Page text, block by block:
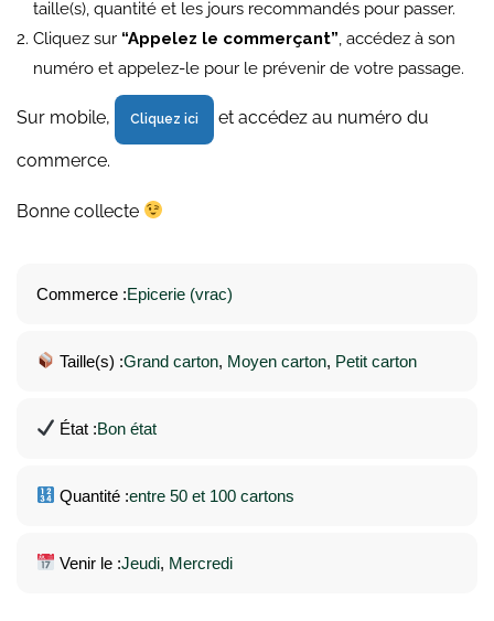
taille(s), quantité et les jours recommandés pour passer.
Cliquez sur “Appelez le commerçant”, accédez à son
numéro et appelez-le pour le prévenir de votre passage.
Sur mobile, Cliquez ici et accédez au numéro du
commerce.
Bonne collecte
Commerce :Epicerie (vrac)
Taille(s) :Grand carton, Moyen carton, Petit carton
État :Bon état
Quantité :entre 50 et 100 cartons
Venir le :Jeudi, Mercredi